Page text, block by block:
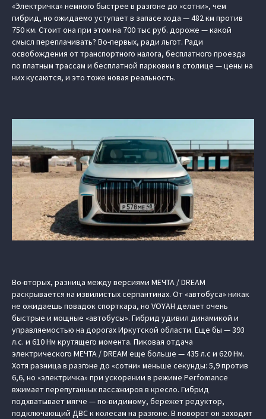
«Электричка» немного быстрее в разгоне до «сотни», чем
гибрид, но ожидаемо уступает в запасе хода — 482 км против
750 км. Стоит она при этом на 700 тыс руб. дороже — какой
смысл переплачивать? Во-первых, ради льгот. Ради
освобождения от транспортного налога, бесплатного проезда
по платным трассам и бесплатной парковки в столице — цены на
них кусаются, и это тоже новая реальность.
Во-вторых, разница между версиями МЕЧТА / DREAM
раскрывается на извилистых серпантинах. От «автобуса» никак
не ожидаешь повадок спорткара, но VOYAH делает очень
быстрые и мощные «автобусы». Гибрид удивил динамикой и
управляемостью на дорогах Иркутской области. Еще бы — 393
л.с. и 610 Нм крутящего момента. Пиковая отдача
электрического МЕЧТА / DREAM еще больше — 435 л.с и 620 Нм.
Хотя разница в разгоне до «сотни» меньше секунды: 5,9 против
6,6, но «электричка» при ускорении в режиме Perfomance
вжимает перепуганных пассажиров в кресло. Гибрид
подхватывает мягче — по-видимому, бережет редуктор,
подключающий ДВС к колесам на разгоне. В поворот он заходит